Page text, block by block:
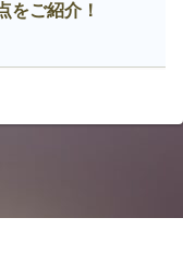
をご紹介！